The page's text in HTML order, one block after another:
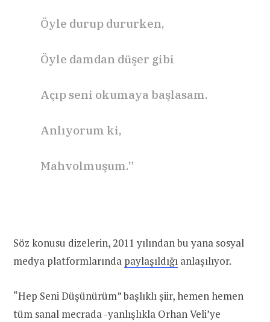
Öyle durup dururken,
Öyle damdan düşer gibi
Açıp seni okumaya başlasam.
Anlıyorum ki,
Mahvolmuşum.”
Söz konusu dizelerin, 2011 yılından bu yana sosyal
medya platformlarında paylaşıldığı anlaşılıyor.
“Hep Seni Düşünürüm” başlıklı şiir, hemen hemen
tüm sanal mecrada -yanlışlıkla Orhan Veli’ye